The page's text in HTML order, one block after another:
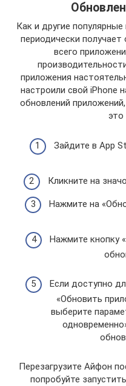
Как и другие
периодически
всего
приложения
настроили свой iPhone
обновлений
это
Зайдите в App
Кликните на
Нажмите на
Нажмите кнопку
Если доступно
«Обновить
выберите
Перезагрузите Айфон
попробуйте